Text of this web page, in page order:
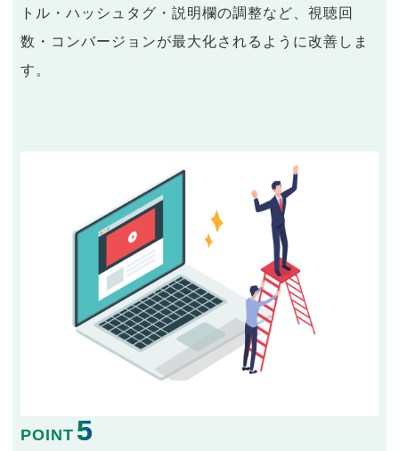
トル・ハッシュタグ・説明欄の調整など、視聴回
数・コンバージョンが最大化されるように改善しま
す。
POINT 5